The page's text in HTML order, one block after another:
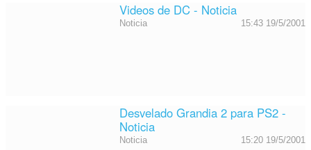
Videos de DC - Noticia
Noticia 15:43 19/5/2001
Desvelado Grandia 2 para PS2 -
Noticia
Noticia 15:20 19/5/2001